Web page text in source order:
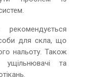
для скла, що
нальоту. Також
ущільнювачі та